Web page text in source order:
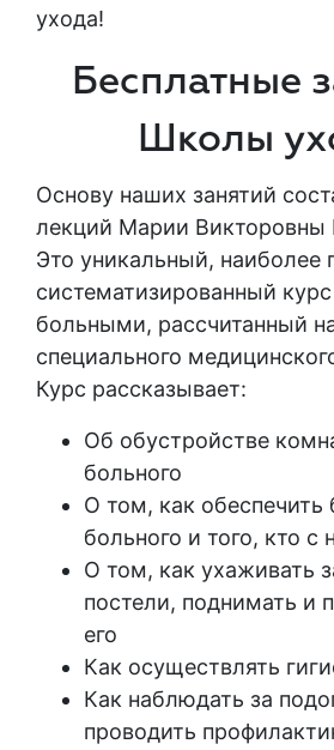
ухода!
Бесплатные
Школы
Основу наших занятий
лекций Марии Викторовны
Это уникальный, наиболее
систематизированный
больными, рассчитанный
специального
Курс рассказывает:
Об обустройстве
больного
О том, как обеспечить
больного и того, кто с
О том, как ухаживать
постели, поднимать и
его
Как осуществлять
Как наблюдать за
проводить